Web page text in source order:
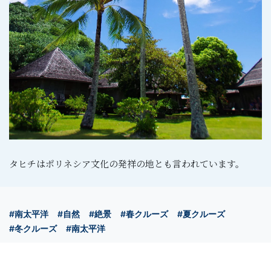
タヒチはポリネシア文化の発祥の地とも言われています。
#南太平洋 #自然 #絶景 #春クルーズ
#夏クルーズ
#冬クルーズ
#南太平洋